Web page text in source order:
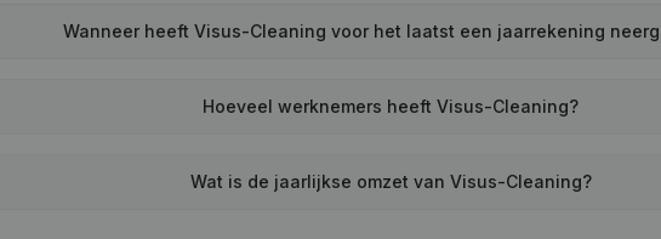
Wanneer heeft Visus-Cleaning voor het laatst een jaarrekening
Hoeveel werknemers heeft Visus-Cleaning?
Wat is de jaarlijkse omzet van Visus-Cleaning?